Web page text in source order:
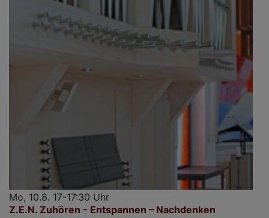
Mo, 10.8. 17-17:30 Uhr
Z.E.N. Zuhören - Entspannen – Nachdenken